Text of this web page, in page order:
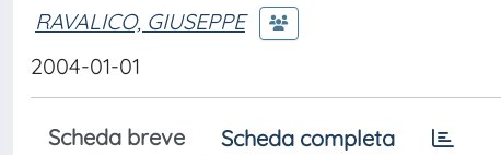
RAVALICO, GIUSEPPE
2004-01-01
Scheda breve Scheda completa